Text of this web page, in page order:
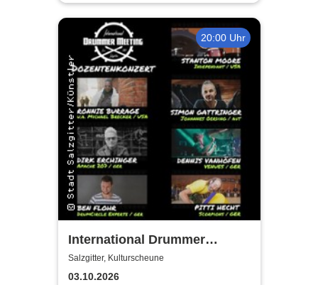
20:00 Uhr
International Drummer
Meeting Konzert |
Kulturscheune
Salzgitter, Kulturscheune
03.10.2026